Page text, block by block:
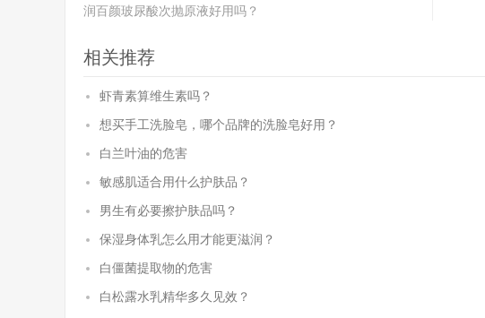
润百颜玻尿酸次抛原液好用吗？
相关推荐
虾青素算维生素吗？
想买手工洗脸皂，哪个品牌的洗脸皂好用？
白兰叶油的危害
敏感肌适合用什么护肤品？
男生有必要擦护肤品吗？
保湿身体乳怎么用才能更滋润？
白僵菌提取物的危害
白松露水乳精华多久见效？